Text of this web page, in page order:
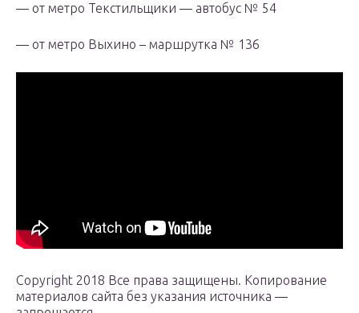
— от метро Текстильщики — автобус № 54
— от метро Выхино – маршрутка № 136
Copyright 2018 Все права защищены. Копирование
материалов сайта без указания источника —